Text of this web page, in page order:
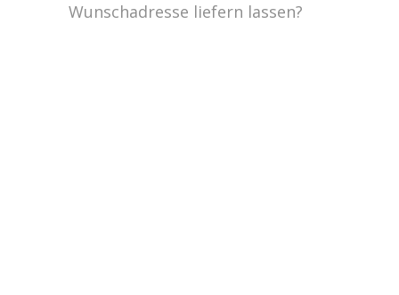
Wunschadresse liefern lassen?